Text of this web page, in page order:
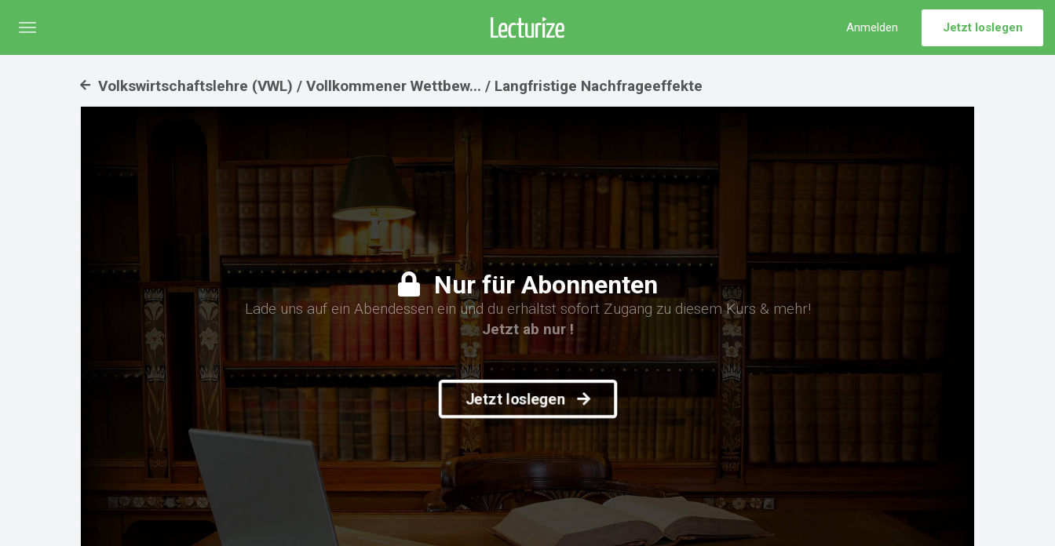
Menü
Jetzt loslegen
Anmelden
Volkswirtschaftslehre (VWL) / Vollkommener Wettbew... / Langfristige Nachfrageeffekte
Nur für Abonnenten
Lade uns auf ein Abendessen ein und du erhältst sofort Zugang zu diesem Kurs & mehr!
Jetzt ab nur !
Jetzt loslegen